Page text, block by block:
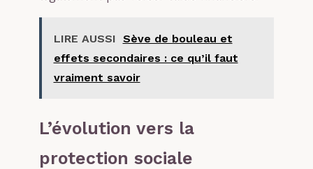
LIRE AUSSI Sève de bouleau et
effets secondaires : ce qu’il faut
vraiment savoir
L’évolution vers la
protection sociale